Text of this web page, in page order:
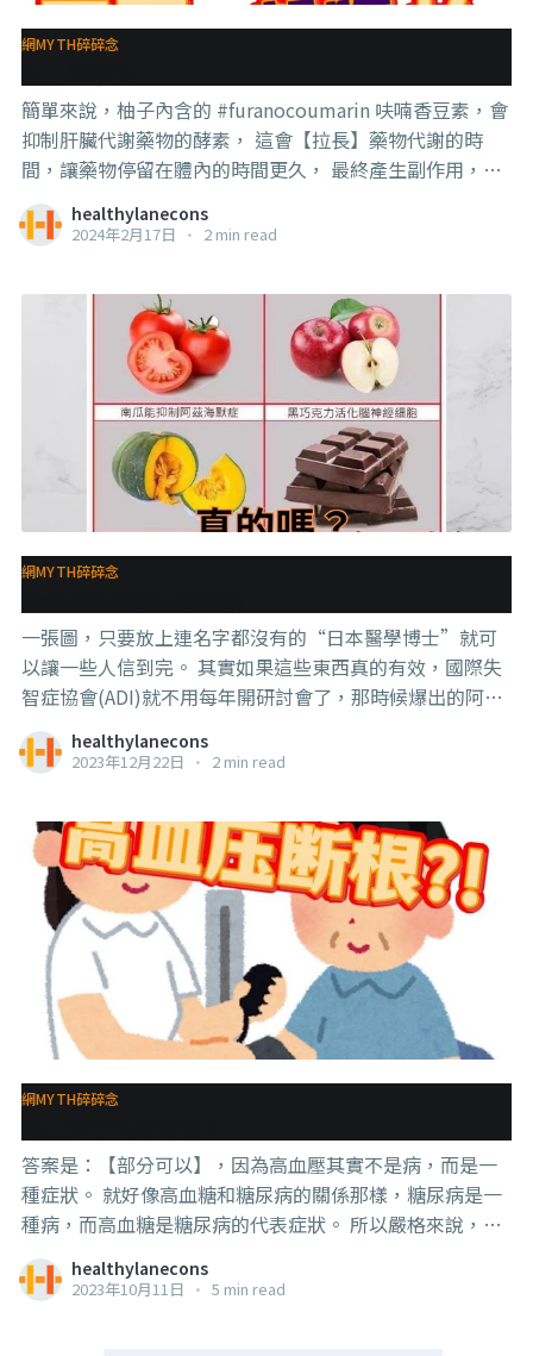
網MYTH碎碎念
簡單來說，柚子內含的 #furanocoumarin 呋喃香豆素，會
抑制肝臟代謝藥物的酵素， 這會【拉長】藥物代謝的時
間，讓藥物停留在體內的時間更久， 最終產生副作用，比
如橫紋肌溶解，血壓過低，潮紅，頭暈等症狀，這些症狀
如果出現在老人或是癌症患者身上，就非常危險了。 所以
難解。 . . . 那如果是這種佳節期間，必須吃藥但又想要吃柚
饞就好了，超過就有風險。 另外，柚子的品種還有藥物的
種類也會應不同人的代謝能力不同而產生不同的效果，所
以如果你真的非常想吃，又不滿足於半份這麼少，那最好
的做法是詢問你的醫生，看你的藥物會不會跟柚子有交互
作用，如果確認不會，那就可以放心吃了。 因為確實並不
是每種藥都會有影響，但這部分就不是我的專業，放了你
們也不會看，那還是問你的醫生就好。 . . . 另外，跟柚子是
親戚的 #葡萄柚，也有一樣的效果， 各位要注意嘿～ #這
healthylanecons
2024年2月17日 • 2 min read
網MYTH碎碎念
一張圖，只要放上連名字都沒有的“日本醫學博士”就可
以讓一些人信到完。 其實如果這些東西真的有效，國際失
智症協會(ADI)就不用每年開研討會了，那時候爆出的阿茲
海默症data造假也就不會鬧那麼大了， 反正食療就夠了嘛
～那大家都研究怎麼種番茄、種南瓜、種蘋果、種可可就
所以才要把阿茲海默症的嚴重性無限放大，然後再收買我
們這些不學無術的人來打壓這些美妙的食療方，這樣才可
以讓無知的民眾放棄這些已經被日本醫學博士推薦有效的
食物，進而讓大家乖乖掏錢來買人造的藥，而不是用天然
的飲食。 咳咳～沒錯，藥廠和醫療系統確實有黑的地方，
但其實蛤，如果這些番茄南瓜蘋果巧克力哪怕其中一個是
證明有效的，那你覺得那些黑到出汁的藥廠和醫療系統會
怎麼做？ 很簡單的，壟斷這些農作物就夠了（不曉得怎麼
壟斷？有個很簡單的方法是運用基因改造），這樣更便宜
也更快。 藥廠和醫療系統確實黑啦，但你把醫療系統想到
那麼蠢，其實只是在反映出那些造謠着的智商罷了。 #若
智限制了一些人的想像 #不過有些人天生就是做韭菜的料 #
啊想吃韭菜餃子了
healthylanecons
2023年12月22日 • 2 min read
網MYTH碎碎念
答案是：【部分可以】，因為高血壓其實不是病，而是一
種症狀。 就好像高血糖和糖尿病的關係那樣，糖尿病是一
種病，而高血糖是糖尿病的代表症狀。 所以嚴格來說，你
是可以控制，甚至逆轉高血糖，但是你逆轉不了糖尿病，
因為糖尿病的原因無非2個，第一型糖尿病（type 1 DM）
healthylanecons
2023年10月11日 • 5 min read